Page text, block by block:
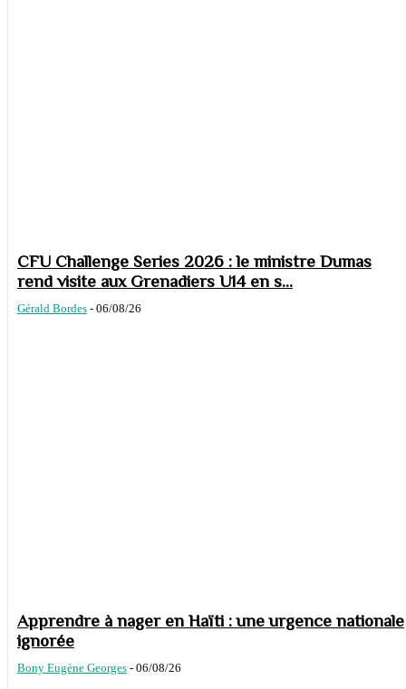
CFU Challenge Series 2026 : le ministre Dumas
rend visite aux Grenadiers U14 en s...
Gérald Bordes - 06/08/26
Apprendre à nager en Haïti : une urgence nationale
ignorée
Bony Eugène Georges - 06/08/26